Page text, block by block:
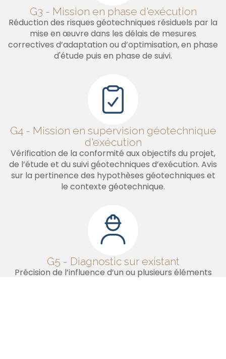
G3 - Mission en phase d'exécution
Réduction des risques géotechniques résiduels par la
mise en œuvre dans les délais de mesures
correctives d’adaptation ou d’optimisation, en phase
d'étude puis en phase de suivi.
G4 - Mission en supervision géotechnique
d'exécution
Vérification de la conformité aux objectifs du projet,
de l’étude et du suivi géotechniques d’exécution. Avis
sur la pertinence des hypothèses géotechniques et
le contexte géotechnique.
G5 - Diagnostic sur existant
Précision de l’influence d’un ou plusieurs éléments